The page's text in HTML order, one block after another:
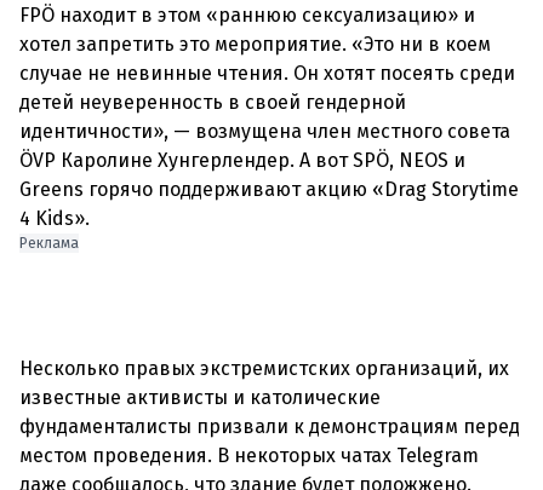
FPÖ находит в этом «раннюю сексуализацию» и
хотел запретить это мероприятие. «Это ни в коем
случае не невинные чтения. Он хотят посеять среди
детей неуверенность в своей гендерной
идентичности», — возмущена член местного совета
ÖVP Каролине Хунгерлендер. А вот SPÖ, NEOS и
Greens горячо поддерживают акцию «Drag Storytime
Реклама
Несколько правых экстремистских организаций, их
известные активисты и католические
фундаменталисты призвали к демонстрациям перед
местом проведения. В некоторых чатах Telegram
даже сообщалось, что здание будет подожжено.